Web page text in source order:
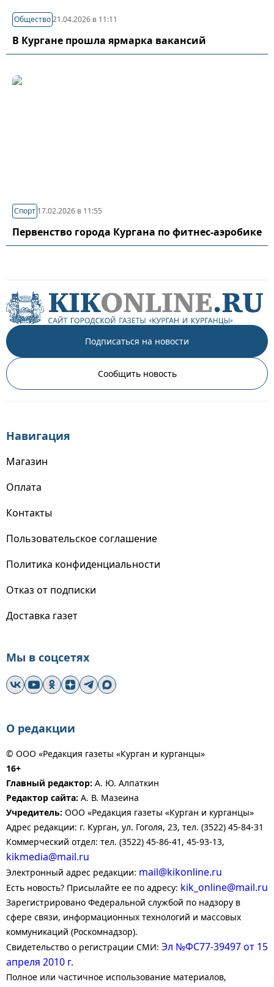
Общество21.04.2026 в 11:11
В Кургане прошла ярмарка вакансий
Спорт 17.02.2026 в 11:55
Первенство города Кургана по фитнес-аэробике
Подписаться на новости
Сообщить новость
Навигация
Магазин
Оплата
Контакты
Пользовательское соглашение
Политика конфиденциальности
Отказ от подписки
Доставка газет
Мы в соцсетях
О редакции
© ООО «Редакция газеты «Курган и курганцы»
16+
Главный редактор: А. Ю. Алпаткин
Редактор сайта: А. В. Мазеина
Учредитель: ООО «Редакция газеты «Курган и курганцы»
Адрес редакции: г. Курган, ул. Гоголя, 23, тел. (3522) 45-84-31
Коммерческий отдел: тел. (3522) 45-86-41, 45-93-13,
kikmedia@mail.ru
Электронный адрес редакции: mail@kikonline.ru
Есть новость? Присылайте ее по адресу: kik_online@mail.ru
Зарегистрировано Федеральной службой по надзору в
сфере связи, информационных технологий и массовых
коммуникаций (Роскомнадзор).
Свидетельство о регистрации СМИ: Эл №ФС77-39497 от 15
апреля 2010 г.
Полное или частичное использование материалов,